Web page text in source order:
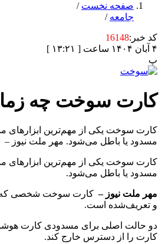
صفحه نخست /
جامعه /
کد خبر:16148
۴ آبان ۱۴۰۴ ساعت [ ۱۳:۲۱ ]
پ
کارت سوخت چه
کارت سوخت یکی از مهم‌ترین ابزارهای
مسدود یا باطل می‌شود. مهر ملت
کارت سوخت یکی از مهم‌ترین ابزارهای
مسدود یا باطل می‌شود.
مهر ملت نیوز – کارت سوخت شخصی که
و تعریف‌شده است.
دو حالت اصلی برای مسدودی کارت
کارت را از دسترس خارج کند.